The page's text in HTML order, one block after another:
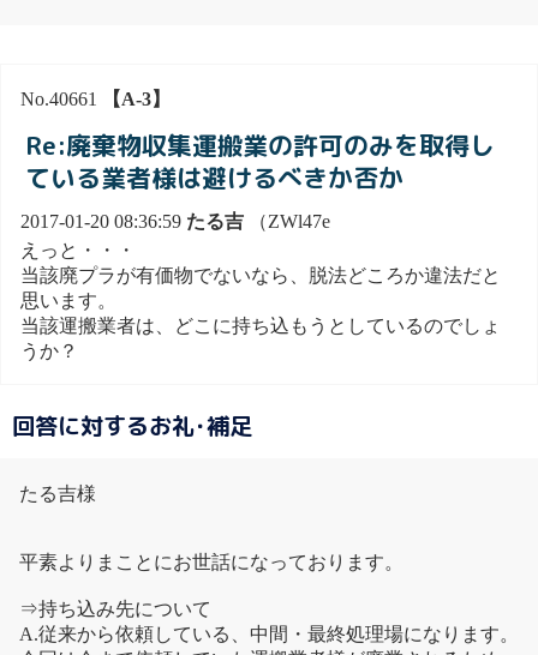
No.40661 【A-3】
Re:廃棄物収集運搬業の許可のみを取得し
ている業者様は避けるべきか否か
2017-01-20 08:36:59 たる吉 （ZWl47e
えっと・・・
当該廃プラが有価物でないなら、脱法どころか違法だと
思います。
当該運搬業者は、どこに持ち込もうとしているのでしょ
うか？
回答に対するお礼･補足
たる吉様
平素よりまことにお世話になっております。
⇒持ち込み先について
A.従来から依頼している、中間・最終処理場になります。